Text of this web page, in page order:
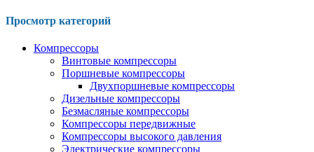
Просмотр категорий
Компрессоры
Винтовые компрессоры
Поршневые компрессоры
Двухпоршневые компрессоры
Дизельные компрессоры
Безмасляные компрессоры
Компрессоры передвижные
Компрессоры высокого давления
Электрические компрессоры